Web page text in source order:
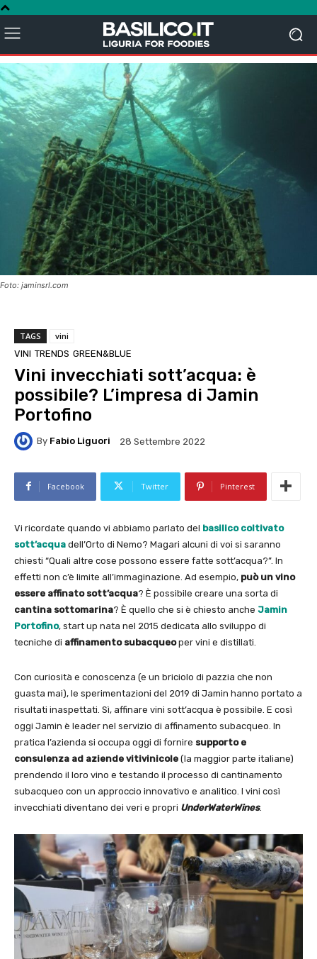
Foto: jaminsrl.com
TAGS
vini
VINI TRENDS GREEN&BLUE
Vini invecchiati sott’acqua: è
possibile? L’impresa di Jamin
Portofino
By Fabio Liguori 28 Settembre 2022
Facebook Twitter Pinterest
Vi ricordate quando vi abbiamo parlato del basilico coltivato
sott’acqua dell’Orto di Nemo? Magari alcuni di voi si saranno
chiesti “Quali altre cose possono essere fatte sott’acqua?”. In
effetti non c’è limite all’immaginazione. Ad esempio, può un vino
essere affinato sott’acqua? È possibile creare una sorta di
cantina sottomarina? È quello che si è chiesto anche Jamin
Portofino, start up nata nel 2015 dedicata allo sviluppo di
tecniche di affinamento subacqueoper vini e distillati.
Con curiosità e conoscenza (e un briciolo di pazzia che non
guasta mai), le sperimentazioni del 2019 di Jamin hanno portato a
risultati inaspettati. Sì, affinare vini sott’acqua è possibile. E così
oggi Jamin è leader nel servizio di affinamento subacqueo. In
pratica l’azienda si occupa oggi di fornire supporto e
consulenza ad aziende vitivinicole (la maggior parte italiane)
prendendo il loro vino e testando il processo di cantinamento
subacqueo con un approccio innovativo e analitico. I vini così
invecchiati diventano dei veri e propri UnderWaterWines.